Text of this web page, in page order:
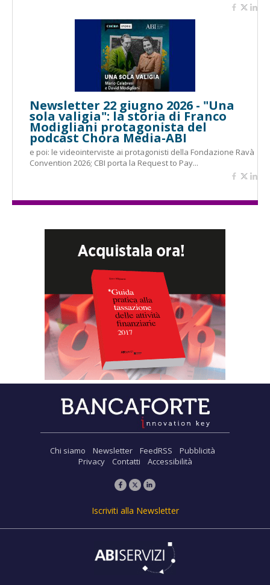
Newsletter 22 giugno 2026 - "Una
sola valigia": la storia di Franco
Modigliani protagonista del
podcast Chora Media-ABI
e poi: le videointerviste ai protagonisti della Fondazione Ravà
Convention 2026; CBI porta la Request to Pay...
Chi siamo Newsletter FeedRSS
Pubblicità
Privacy
Contatti Accessibilità
Iscriviti alla Newsletter